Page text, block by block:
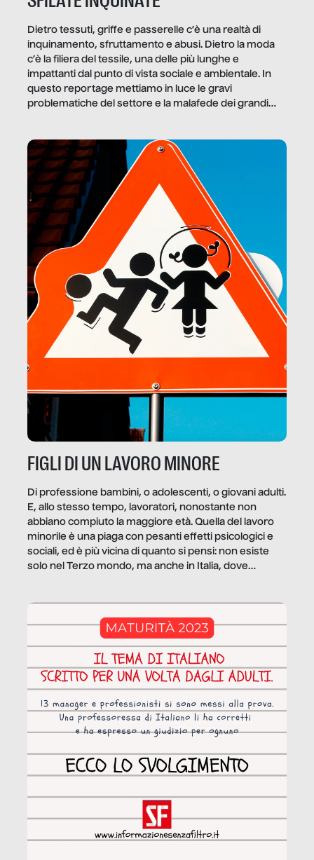
Dietro tessuti, griffe e passerelle c’è una realtà di
inquinamento, sfruttamento e abusi. Dietro la moda
c’è la filiera del tessile, una delle più lunghe e
impattanti dal punto di vista sociale e ambientale. In
questo reportage mettiamo in luce le gravi
problematiche del settore e la malafede dei grandi
FIGLI DI UN LAVORO MINORE
Di professione bambini, o adolescenti, o giovani adulti.
E, allo stesso tempo, lavoratori, nonostante non
abbiano compiuto la maggiore età. Quella del lavoro
minorile è una piaga con pesanti effetti psicologici e
sociali, ed è più vicina di quanto si pensi: non esiste
solo nel Terzo mondo, ma anche in Italia, dove